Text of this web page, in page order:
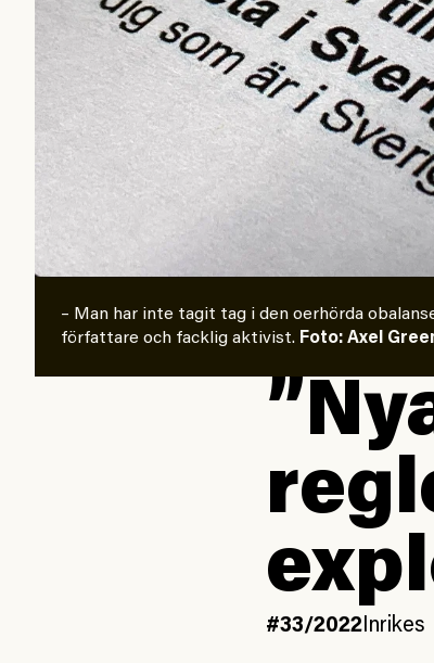
– Man har inte tagit tag i den oerhörda
författare och facklig aktivist. Foto: Axel
#33/2022 Inrikes